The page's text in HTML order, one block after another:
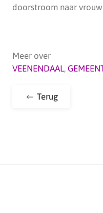
doorstroom naar
Meer over
VEENENDAAL,
Terug